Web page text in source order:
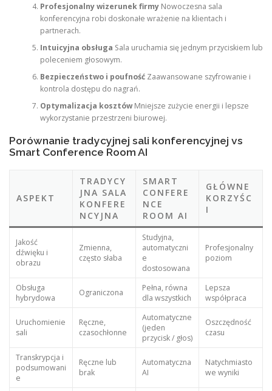
Profesjonalny wizerunek firmyNowoczesna sala
konferencyjna robi doskonałe wrażenie na klientach i
partnerach.
Intuicyjna obsługa Sala uruchamia się jednym przyciskiem lub
poleceniem głosowym.
Bezpieczeństwo i poufnośćZaawansowane szyfrowanie i
kontrola dostępu do nagrań.
Optymalizacja kosztówMniejsze zużycie energii i lepsze
wykorzystanie przestrzeni biurowej.
Porównanie tradycyjnej sali konferencyjnej vs
Smart Conference Room AI
ASPEKT
TRADYCY
JNA SALA
KONFERE
NCYJNA
SMART
CONFERE
NCE
ROOM AI
GŁÓWNE
KORZYŚC
I
Jakość
dźwięku i
obrazu
Zmienna,
często słaba
Studyjna,
automatyczni
e
dostosowana
Profesjonalny
poziom
Obsługa
hybrydowa
Ograniczona
Pełna, równa
dla wszystkich
Lepsza
współpraca
Uruchomienie
sali
Ręczne,
czasochłonne
Automatyczne
(jeden
przycisk / głos)
Oszczędność
czasu
Transkrypcja i
podsumowani
e
Ręczne lub
brak
Automatyczna
AI
Natychmiasto
we wyniki